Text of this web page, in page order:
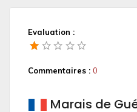
Evaluation :
Commentaires : 0
Marais de